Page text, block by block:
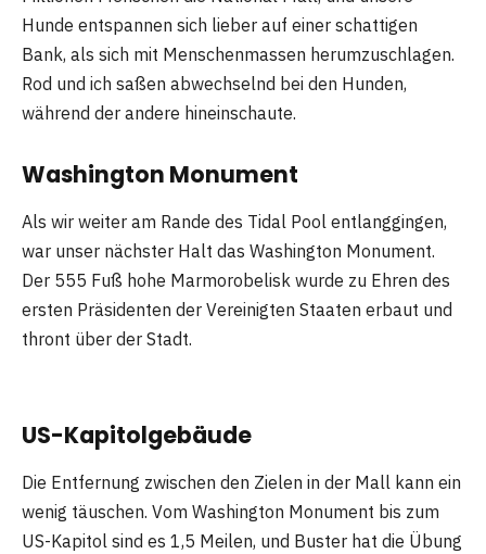
Hunde entspannen sich lieber auf einer schattigen
Bank, als sich mit Menschenmassen herumzuschlagen.
Rod und ich saßen abwechselnd bei den Hunden,
während der andere hineinschaute.
Washington Monument
Als wir weiter am Rande des Tidal Pool entlanggingen,
war unser nächster Halt das Washington Monument.
Der 555 Fuß hohe Marmorobelisk wurde zu Ehren des
ersten Präsidenten der Vereinigten Staaten erbaut und
thront über der Stadt.
US-Kapitolgebäude
Die Entfernung zwischen den Zielen in der Mall kann ein
wenig täuschen. Vom Washington Monument bis zum
US-Kapitol sind es 1,5 Meilen, und Buster hat die Übung